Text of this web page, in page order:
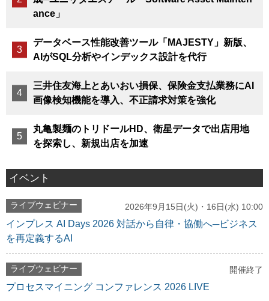
ance」
データベース性能改善ツール「MAJESTY」新版、
AIがSQL分析やインデックス設計を代行
三井住友海上とあいおい損保、保険金支払業務にAI
画像検知機能を導入、不正請求対策を強化
丸亀製麺のトリドールHD、衛星データで出店用地
を探索し、新規出店を加速
イベント
ライブウェビナー 2026年9月15日(火)・16日(水) 10:00
インプレス AI Days 2026 対話から自律・協働へ─ビジネス
を再定義するAI
ライブウェビナー 開催終了
プロセスマイニング コンファレンス 2026 LIVE